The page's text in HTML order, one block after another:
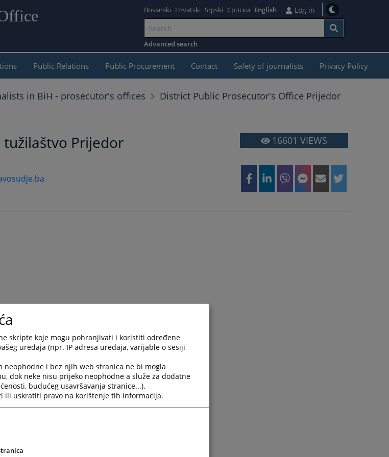
main
content
Bosanski Hrvatski Srpski Српски English Log in
Advanced search
Public Relations Public Procurement Contact Safety of journalists Privacy Policy
in BiH - prosecutor's offices District Public Prosecutor's Office Prijedor
Prijedor 16601 VIEWS
skripte koje mogu pohranjivati i koristiti određene
uređaja (npr. IP adresa uređaja, varijable o sesiji
neophodne i bez njih web stranica ne bi mogla
dok neke nisu prijeko neophodne a služe za dodatne
budućeg usavršavanja stranice...).
ili uskratiti pravo na korištenje tih informacija.